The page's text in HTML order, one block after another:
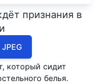
признания в
который сидит
белья.